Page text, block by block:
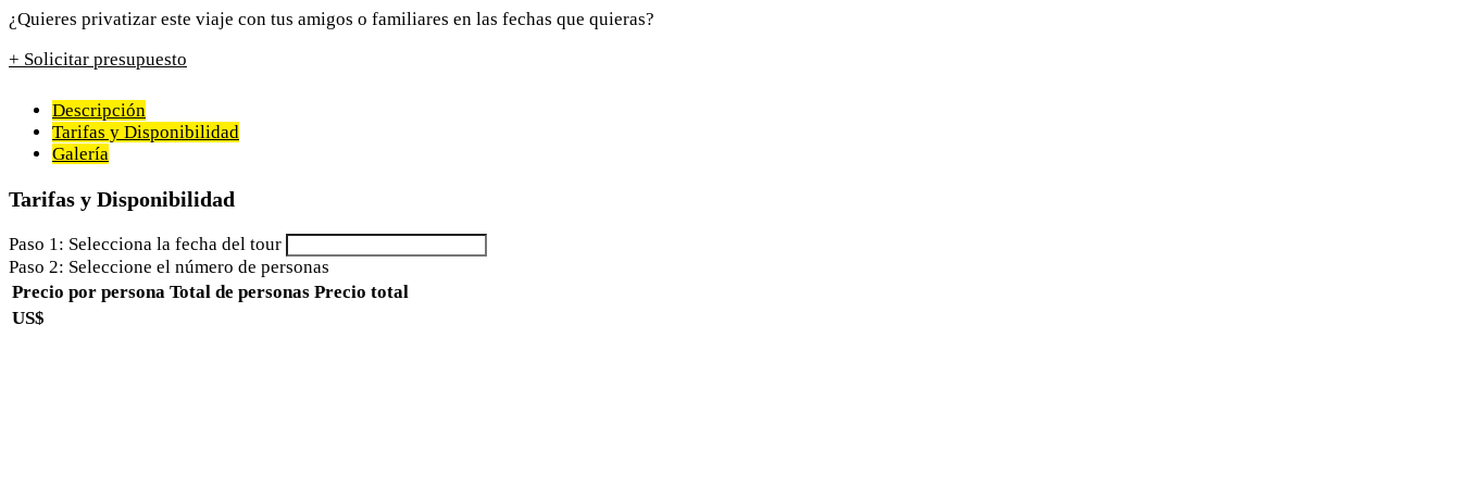
¿Quieres privatizar este viaje con tus amigos o familiares en las fechas que quieras?
+ Solicitar presupuesto
Descripción
Tarifas y Disponibilidad
Galería
Tarifas y Disponibilidad
Paso 1: Selecciona la fecha del tour
Paso 2: Seleccione el número de personas
Precio por persona Total de personas Precio total
US$